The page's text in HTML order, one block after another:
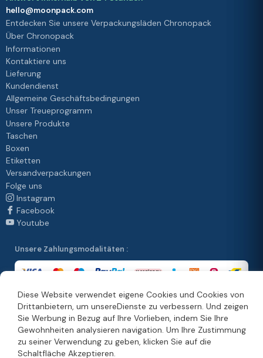
Diese Website verwendet eigene Cookies und Cookies von
Drittanbietern, um unsereDienste zu verbessern. Und zeigen
Sie Werbung in Bezug auf Ihre Vorlieben, indem Sie Ihre
Gewohnheiten analysieren navigation. Um Ihre Zustimmung
zu seiner Verwendung zu geben, klicken Sie auf die
Schaltfläche Akzeptieren.
hello@moonpack.com
Entdecken Sie unsere Verpackungsläden Chronopack
Über Chronopack
Informationen
Kontaktiere uns
Lieferung
Kundendienst
Allgemeine Geschäftsbedingungen
Unser Treueprogramm
Unsere Produkte
Taschen
Boxen
Etiketten
Versandverpackungen
Folge uns
Instagram
Facebook
Youtube
Unsere Zahlungsmodalitäten :
Unsere Vertriebsmethoden :